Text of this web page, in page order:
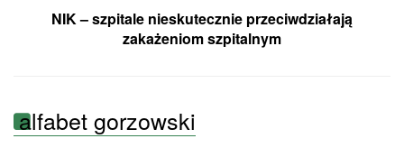
NIK – szpitale nieskutecznie przeciwdziałają
zakażeniom szpitalnym
alfabet gorzowski